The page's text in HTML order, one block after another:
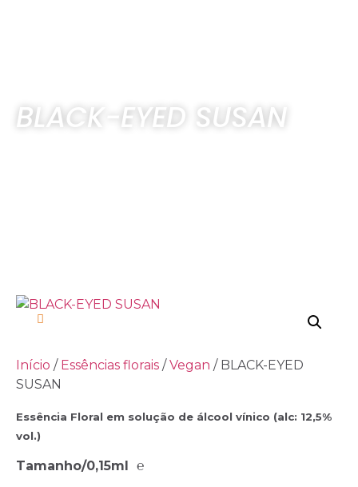
BLACK-EYED SUSAN
Início / Essências florais /Vegan / BLACK-EYED
SUSAN
Essência Floral em solução de álcool vínico (alc: 12,5%
vol.)
Tamanho/0,15ml ℮